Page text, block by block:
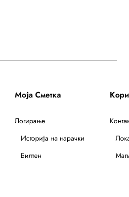
Моја Сметка
Логирање
Историја на нарачки
Билтен